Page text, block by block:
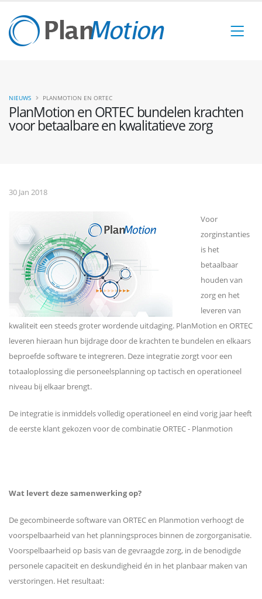
PlanMotion en ORTEC bundelen krachten
voor betaalbare en kwalitatieve zorg
NIEUWS PLANMOTION EN ORTEC
30 Jan 2018
Voor
zorginstanties
is het
betaalbaar
houden van
zorg en het
leveren van
kwaliteit een steeds groter wordende uitdaging. PlanMotion en ORTEC
leveren hieraan hun bijdrage door de krachten te bundelen en elkaars
beproefde software te integreren. Deze integratie zorgt voor een
totaaloplossing die personeelsplanning op tactisch en operationeel
niveau bij elkaar brengt.
De integratie is inmiddels volledig operationeel en eind vorig jaar heeft
de eerste klant gekozen voor de combinatie ORTEC - Planmotion
Wat levert deze samenwerking op?
De gecombineerde software van ORTEC en Planmotion verhoogt de
voorspelbaarheid van het planningsproces binnen de zorgorganisatie.
Voorspelbaarheid op basis van de gevraagde zorg, in de benodigde
personele capaciteit en deskundigheid én in het planbaar maken van
verstoringen. Het resultaat: